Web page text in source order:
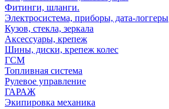
Фитинги, шланги.
Электросистема, приборы, дата-логгеры
Кузов, стекла, зеркала
Аксессуары, крепеж
Шины, диски, крепеж колес
ГСМ
Топливная система
Рулевое управление
ГАРАЖ
Экипировка механика